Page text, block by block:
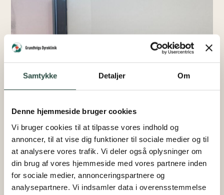
Samtykke Detaljer Om
Denne hjemmeside bruger cookies
Vi bruger cookies til at tilpasse vores indhold og
annoncer, til at vise dig funktioner til sociale medier og til
at analysere vores trafik. Vi deler også oplysninger om
din brug af vores hjemmeside med vores partnere inden
for sociale medier, annonceringspartnere og
analysepartnere. Vi indsamler data i overensstemmelse